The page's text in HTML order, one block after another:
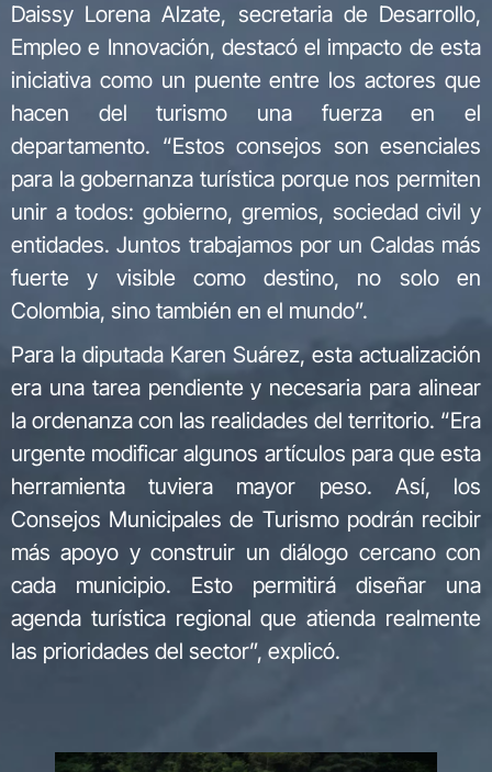
Daissy Lorena Alzate, secretaria de Desarrollo,
Empleo e Innovación, destacó el impacto de esta
iniciativa como un puente entre los actores que
hacen del turismo una fuerza en el
departamento. “Estos consejos son esenciales
para la gobernanza turística porque nos permiten
unir a todos: gobierno, gremios, sociedad civil y
entidades. Juntos trabajamos por un Caldas más
fuerte y visible como destino, no solo en
Colombia, sino también en el mundo”.
Para la diputada Karen Suárez, esta actualización
era una tarea pendiente y necesaria para alinear
la ordenanza con las realidades del territorio. “Era
urgente modificar algunos artículos para que esta
herramienta tuviera mayor peso. Así, los
Consejos Municipales de Turismo podrán recibir
más apoyo y construir un diálogo cercano con
cada municipio. Esto permitirá diseñar una
agenda turística regional que atienda realmente
las prioridades del sector”, explicó.